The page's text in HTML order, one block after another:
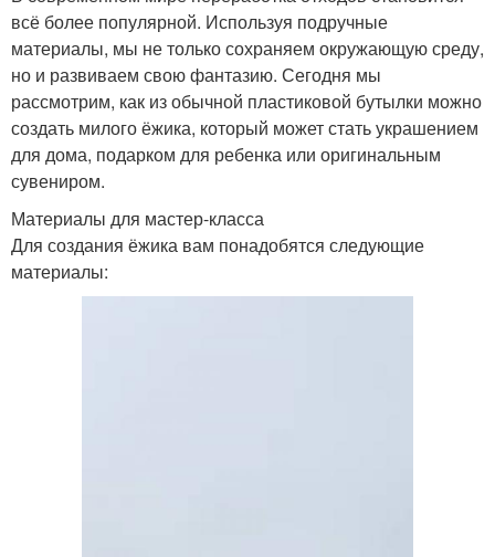
всё более популярной. Используя подручные
материалы, мы не только сохраняем окружающую среду,
но и развиваем свою фантазию. Сегодня мы
рассмотрим, как из обычной пластиковой бутылки можно
создать милого ёжика, который может стать украшением
для дома, подарком для ребенка или оригинальным
сувениром.
Материалы для мастер-класса
Для создания ёжика вам понадобятся следующие
материалы: